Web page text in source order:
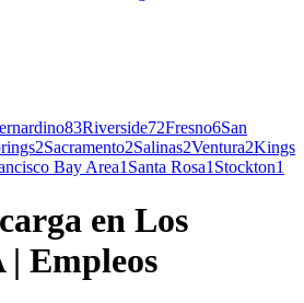
83Riverside72Fresno6San
2Sacramento2Salinas2Ventura2Kings
Bay Area1 Santa Rosa1 Stockton1
en Los
| Empleos